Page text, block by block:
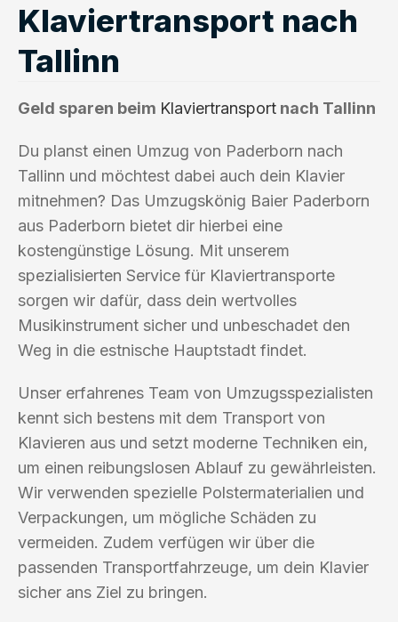
Klaviertransport nach
Tallinn
Geld sparen beim Klaviertransport nach Tallinn
Du planst einen Umzug von Paderborn nach
Tallinn und möchtest dabei auch dein Klavier
mitnehmen? Das Umzugskönig Baier Paderborn
aus Paderborn bietet dir hierbei eine
kostengünstige Lösung. Mit unserem
spezialisierten Service für Klaviertransporte
sorgen wir dafür, dass dein wertvolles
Musikinstrument sicher und unbeschadet den
Weg in die estnische Hauptstadt findet.
Unser erfahrenes Team von Umzugsspezialisten
kennt sich bestens mit dem Transport von
Klavieren aus und setzt moderne Techniken ein,
um einen reibungslosen Ablauf zu gewährleisten.
Wir verwenden spezielle Polstermaterialien und
Verpackungen, um mögliche Schäden zu
vermeiden. Zudem verfügen wir über die
passenden Transportfahrzeuge, um dein Klavier
sicher ans Ziel zu bringen.